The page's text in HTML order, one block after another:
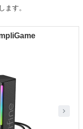
ます。